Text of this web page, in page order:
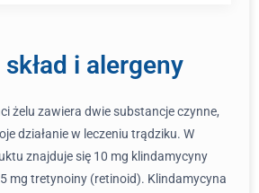
i alergeny
żelu zawiera dwie substancje czynne,
działanie w leczeniu trądziku. W
znajduje się 10 mg klindamycyny
mg tretynoiny (retinoid). Klindamycyna